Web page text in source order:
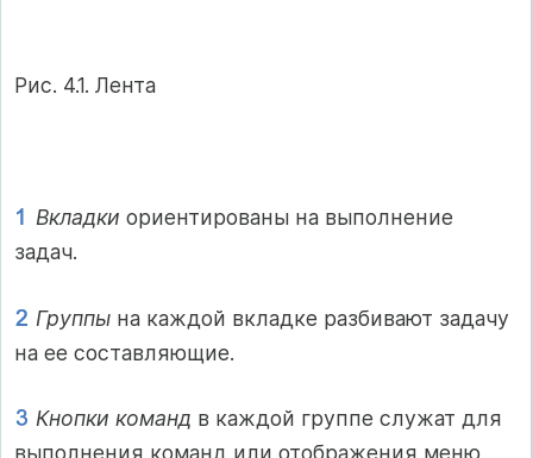
Рис. 4.1. Лента
Вкладки ориентированы на выполнение
задач.
Группы на каждой вкладке разбивают задачу
на ее составляющие.
Кнопки команд в каждой группе служат для
выполнения команд или отображения меню